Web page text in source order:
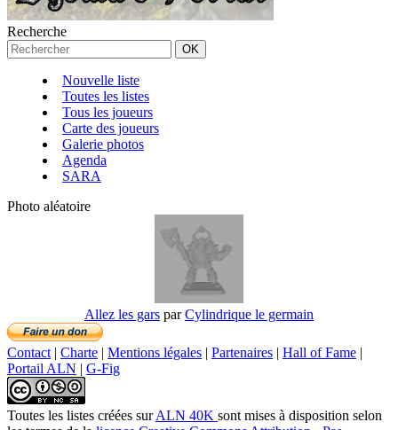
Recherche
Nouvelle liste
Toutes les listes
Tous les joueurs
Carte des joueurs
Galerie photos
Agenda
SARA
Photo aléatoire
Allez les gars parCylindrique le germain
Contact | Charte | Mentions légales | Partenaires | Hall of Fame |
Portail ALN | G-Fig
Toutes les listes créées surALN 40K sont mises à disposition selon